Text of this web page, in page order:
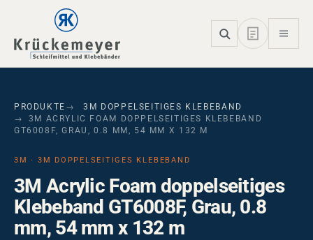
Skip to main navigation
Skip to main content
Skip to page footer
PRODUKTE
3M DOPPELSEITIGES KLEBEBAND
3M ACRYLIC FOAM DOPPELSEITIGES KLEBEBAND
GT6008F, GRAU, 0.8 MM, 54 MM X 132 M
3M · 3M DOPPELSEITIGES KLEBEBAND
3M Acrylic Foam doppelseitiges
Klebeband GT6008F, Grau, 0.8
mm, 54 mm x 132 m